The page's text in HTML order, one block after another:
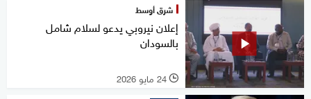
شرق أوسط
إعلان نيروبي يدعو لسلام شامل
بالسودان
l 24 مايو 2026